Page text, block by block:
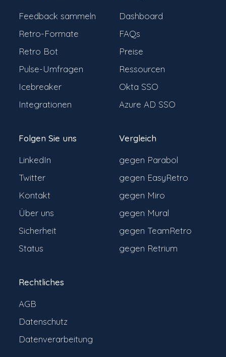
Feedback sammeln
Retro-Formate
Retro Bot
Pulse-Umfragen
Icebreaker
Integrationen
Dashboard
FAQs
Preise
Ressourcen
Okta SSO
Azure AD SSO
Folgen Sie uns
LinkedIn
Twitter
Kontakt
Über uns
Sicherheit
Status
Vergleich
gegen Parabol
gegen EasyRetro
gegen Miro
gegen Mural
gegen TeamRetro
gegen Retrium
Rechtliches
AGB
Datenschutz
Datenverarbeitung